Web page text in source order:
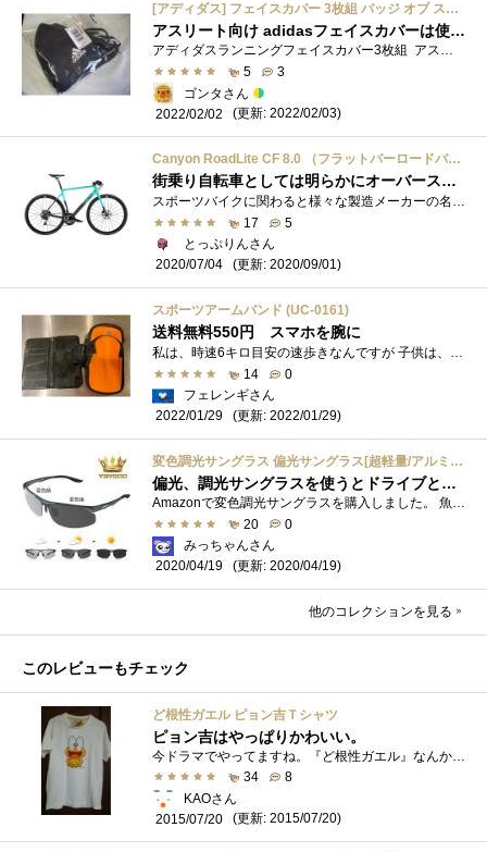
[アディダス] フェイスカバー 3枚組 バッジ オブ スポーツ メンズ RF495 ブラック/ブラック/ブラック(HE6944) 2XO
アスリート向け adidasフェイスカバーは使い分ければ重宝する！
アディダスランニングフェイスカバー3枚組 アスリート向けに開発されたアディダスのフェイスカバー。マスクでは無く、あくまでフェイスカバ...
5
3
ゴンタさん
2022/02/02
(更新: 2022/02/03)
Canyon RoadLite CF 8.0 （フラットバーロードバイク）
街乗り自転車としては明らかにオーバースペック、だがそれでいい。
スポーツバイクに関わると様々な製造メーカーの名前を耳にします。 ブリジストン、TREK、Pinarello、ジャイアント、BMC、スペシャライズド、 �...
17
5
とっぷりんさん
2020/07/04
(更新: 2020/09/01)
スポーツアームバンド (UC-0161)
送料無料550円 スマホを腕に
私は、時速6キロ目安の速歩きなんですが 子供は、ジョギングペース ふたりともスマホを携帯しますが、 ウォーキングペースなら気にならない�...
14
0
フェレンギさん
2022/01/29
(更新: 2022/01/29)
変色調光サングラス 偏光サングラス[超軽量/アルミニウム・マグネシウム合金材] 男女兼用 スポーツサングラス 紫外線感知 UV400 釣り ドライブアウトドア 登山 自転車 ゴルフ 運転 変色 調光グラス (変色調光レンズ)
偏光、調光サングラスを使うとドライブと釣りが快適になります。ただいま釣りは自粛中です。3月に使用し魚がよく見えました（笑）
20
0
みっちゃんさん
2020/04/19
(更新: 2020/04/19)
他のコレクションを見る
このレビューもチェック
ど根性ガエル ピョン吉Ｔシャツ
ピョン吉はやっぱりかわいい。
34
8
KAOさん
2015/07/20
(更新: 2015/07/20)